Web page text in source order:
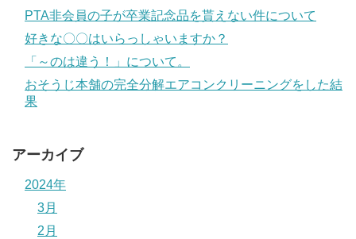
PTA非会員の子が卒業記念品を貰えない件について
好きな〇〇はいらっしゃいますか？
「～のは違う！」について。
おそうじ本舗の完全分解エアコンクリーニングをした結
果
アーカイブ
2024年
3月
2月